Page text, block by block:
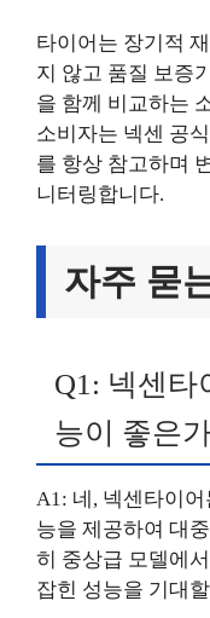
타이어는 장기적
지 않고 품질 보증
을 함께 비교하는
소비자는 넥센 공
를 항상 참고하며
니터링합니다.
자주 묻
Q1: 넥센타
능이 좋은
A1: 네, 넥센타이
능을 제공하여 대
히 중상급 모델에
잡힌 성능을 기대